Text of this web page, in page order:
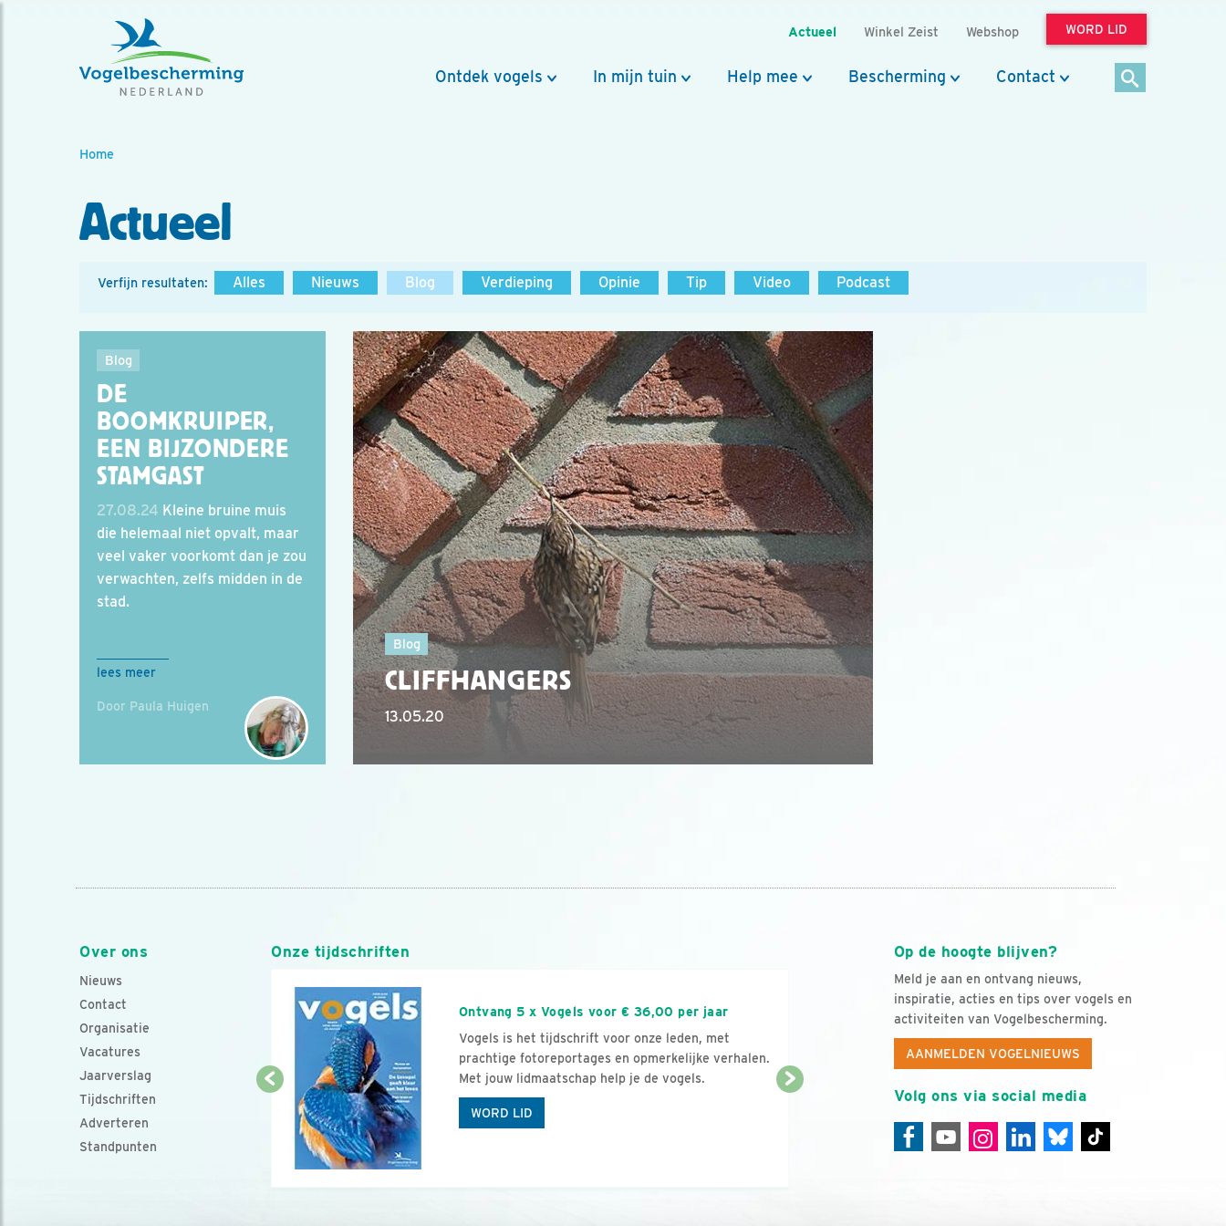
Actueel Winkel Zeist Webshop WORD LID
Ontdek vogels In mijn tuin Help mee Bescherming Contact
Home
Actueel
Verfijn resultaten: Alles Nieuws Blog Verdieping Opinie Tip Video Podcast
Blog
DE
BOOMKRUIPER,
EEN BIJZONDERE
STAMGAST
27.08.24 Kleine bruine muis
die helemaal niet opvalt, maar
veel vaker voorkomt dan je zou
verwachten, zelfs midden in de
stad.
lees meer
Door Paula Huigen
Blog
CLIFFHANGERS
13.05.20
Over ons
Nieuws
Contact
Organisatie
Vacatures
Jaarverslag
Tijdschriften
Adverteren
Standpunten
Op de hoogte blijven?
Meld je aan en ontvang nieuws,
inspiratie, acties en tips over vogels en
activiteiten van Vogelbescherming.
AANMELDEN VOGELNIEUWS
Volg ons via social media
Onze tijdschriften
Ontvang 5 x Vogels voor € 36,00 per jaar
Vogels is het tijdschrift voor onze leden, met
prachtige fotoreportages en opmerkelijke verhalen.
Met jouw lidmaatschap help je de vogels.
WORD LID